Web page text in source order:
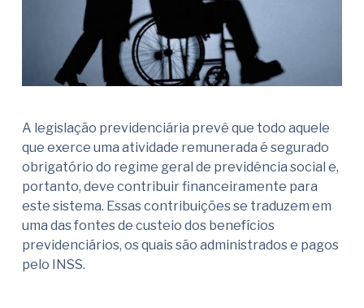
A legislação previdenciária prevê que todo aquele
que exerce uma atividade remunerada é segurado
obrigatório do regime geral de previdência social e,
portanto, deve contribuir financeiramente para
este sistema. Essas contribuições se traduzem em
uma das fontes de custeio dos benefícios
previdenciários, os quais são administrados e pagos
pelo INSS.